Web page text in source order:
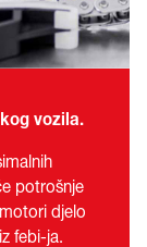
vozila.
potrošnje
djelo
febi-ja.